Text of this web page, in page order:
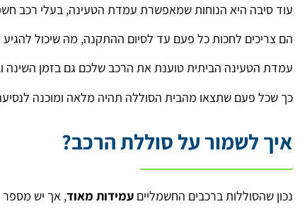
עוד סיבה היא הנוחות שמאפשרת עמדת הטעינה, בעלי רכב
הם צריכים לחכות כל פעם עד לסיום ההתקנה, מה שיכול להגיע ל20 דקות עד שעה המתנה בכל
עמדת הטעינה הביתית טוענת את הרכב שלכם גם בזמן השינה
כך שכל פעם שתצאו מהבית הסוללה תהיה מלאה ומוכנה
איך לשמור על סוללת הרכב?
נכון שהסוללות ברכבים החשמליים עמידות מאוד, אך יש מספר